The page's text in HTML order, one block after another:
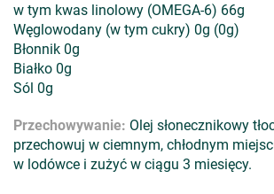
w tym kwas linolowy (OMEGA-6) 66g
Węglowodany (w tym cukry) 0g (0g)
Błonnik 0g
Białko 0g
Sól 0g
Przechowywanie: Olej słonecznikowy
przechowuj w ciemnym, chłodnym
w lodówce i zużyć w ciągu 3 miesięcy.